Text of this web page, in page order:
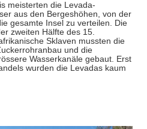
meisterten die Levada-
aus den Bergeshöhen, von der
gesamte Insel zu verteilen. Die
zweiten Hälfte des 15.
Sklaven mussten die
und die
Wasserkanäle gebaut. Erst
wurden die Levadas kaum